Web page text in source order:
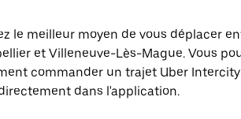
le meilleur moyen de vous déplacer
et Villeneuve-Lès-Mague. Vous
commander un trajet Uber
dans l'application.